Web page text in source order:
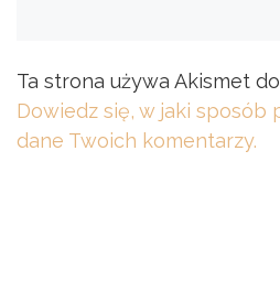
Ta strona używa Akismet
Dowiedz się, w jaki sposób
dane Twoich komentarzy.